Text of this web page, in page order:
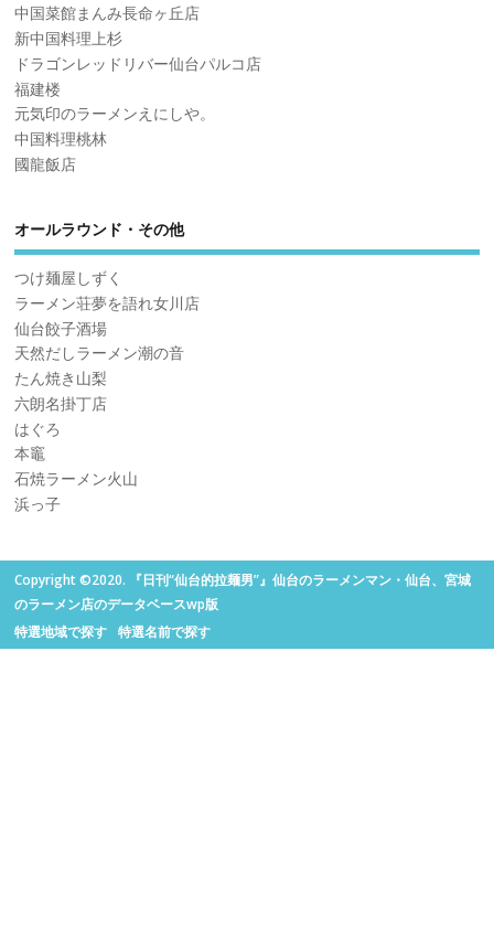
中国菜館まんみ長命ヶ丘店
新中国料理上杉
ドラゴンレッドリバー仙台パルコ店
福建楼
元気印のラーメンえにしや。
中国料理桃林
國龍飯店
オールラウンド・その他
つけ麺屋しずく
ラーメン荘夢を語れ女川店
仙台餃子酒場
天然だしラーメン潮の音
たん焼き山梨
六朗名掛丁店
はぐろ
本竈
石焼ラーメン火山
浜っ子
Copyright ©2020. 『日刊“仙台的拉麺男”』仙台のラーメンマン・仙台、宮城
のラーメン店のデータベースwp版
特選地域で探す
特選名前で探す